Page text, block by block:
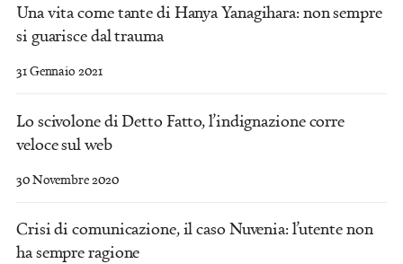
Una vita come tante di Hanya Yanagihara: non sempre
si guarisce dal trauma
31 Gennaio 2021
Lo scivolone di Detto Fatto, l’indignazione corre
veloce sul web
30 Novembre 2020
Crisi di comunicazione, il caso Nuvenia: l’utente non
ha sempre ragione